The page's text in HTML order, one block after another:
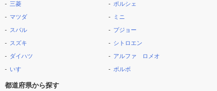
三菱
マツダ
スバル
スズキ
ダイハツ
いすゞ
ポルシェ
ミニ
プジョー
シトロエン
アルファ ロメオ
ボルボ
都道府県から探す